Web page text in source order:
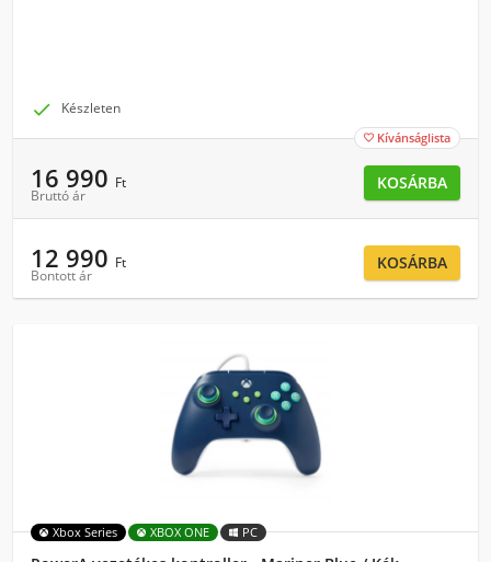
 Készleten
 Kívánságlista
16 990 Ft
Bruttó ár
KOSÁRBA
12 990 Ft
Bontott ár
KOSÁRBA
Xbox Series XBOX ONE PC